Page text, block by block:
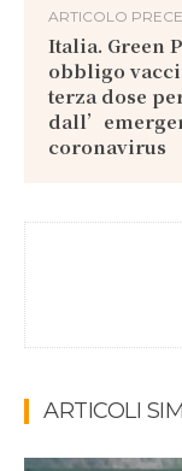
ARTICOLO
Italia. Green
obbligo
terza dose
coronavirus
ARTICOLI